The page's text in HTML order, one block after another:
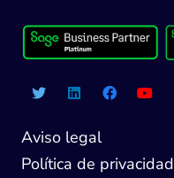
Aviso legal
Política de privacidad